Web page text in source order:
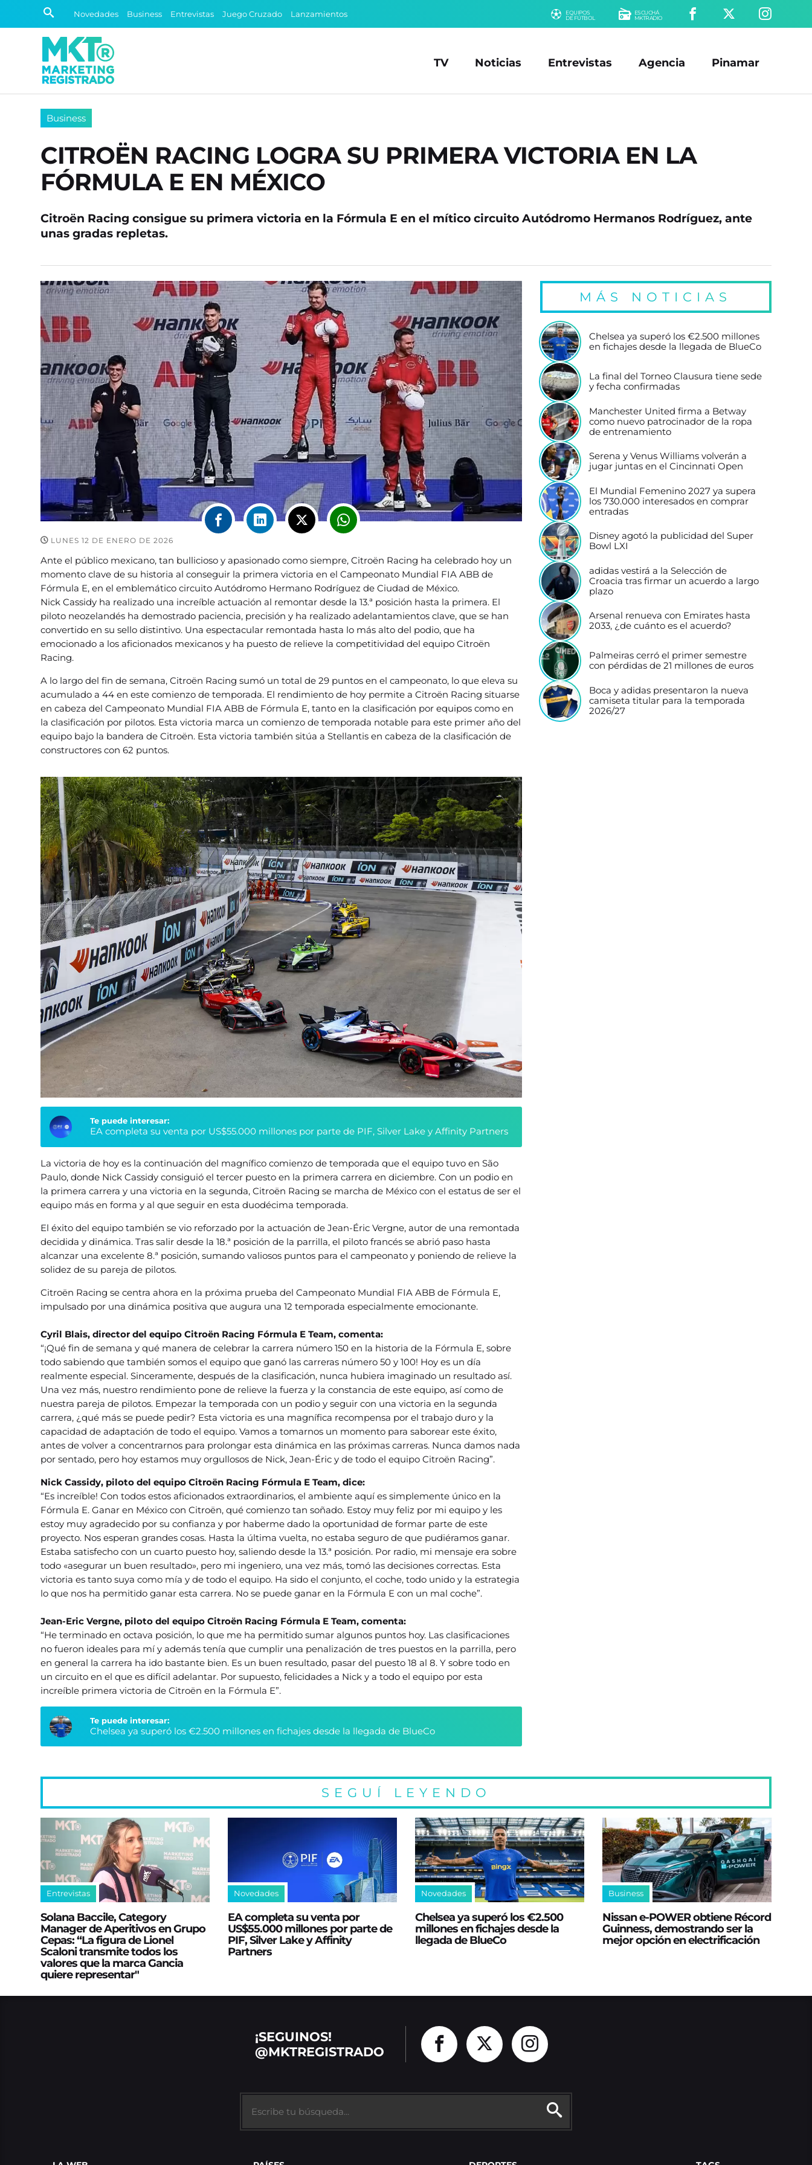
Novedades Business Entrevistas Juego Cruzado Lanzamientos
EQUIPOS
DE FÚTBOL
ESCUCHÁ
MKTRADIO
TV Noticias Entrevistas Agencia Pinamar
Business
CITROËN RACING LOGRA SU PRIMERA VICTORIA EN LA
FÓRMULA E EN MÉXICO
Citroën Racing consigue su primera victoria en la Fórmula E en el mítico circuito Autódromo Hermanos Rodríguez, ante
unas gradas repletas.
LUNES 12 DE ENERO DE 2026
Ante el público mexicano, tan bullicioso y apasionado como siempre, Citroën Racing ha celebrado hoy un
momento clave de su historia al conseguir la primera victoria en el Campeonato Mundial FIA ABB de
Fórmula E, en el emblemático circuito Autódromo Hermano Rodríguez de Ciudad de México.
Nick Cassidy ha realizado una increíble actuación al remontar desde la 13.ª posición hasta la primera. El
piloto neozelandés ha demostrado paciencia, precisión y ha realizado adelantamientos clave, que se han
convertido en su sello distintivo. Una espectacular remontada hasta lo más alto del podio, que ha
emocionado a los aficionados mexicanos y ha puesto de relieve la competitividad del equipo Citroën
Racing.
A lo largo del fin de semana, Citroën Racing sumó un total de 29 puntos en el campeonato, lo que eleva su
acumulado a 44 en este comienzo de temporada. El rendimiento de hoy permite a Citroën Racing situarse
en cabeza del Campeonato Mundial FIA ABB de Fórmula E, tanto en la clasificación por equipos como en
la clasificación por pilotos. Esta victoria marca un comienzo de temporada notable para este primer año del
equipo bajo la bandera de Citroën. Esta victoria también sitúa a Stellantis en cabeza de la clasificación de
constructores con 62 puntos.
Te puede interesar:
EA completa su venta por US$55.000 millones por parte de PIF, Silver Lake y Affinity Partners
La victoria de hoy es la continuación del magnífico comienzo de temporada que el equipo tuvo en São
Paulo, donde Nick Cassidy consiguió el tercer puesto en la primera carrera en diciembre. Con un podio en
la primera carrera y una victoria en la segunda, Citroën Racing se marcha de México con el estatus de ser el
equipo más en forma y al que seguir en esta duodécima temporada.
El éxito del equipo también se vio reforzado por la actuación de Jean-Éric Vergne, autor de una remontada
decidida y dinámica. Tras salir desde la 18.ª posición de la parrilla, el piloto francés se abrió paso hasta
alcanzar una excelente 8.ª posición, sumando valiosos puntos para el campeonato y poniendo de relieve la
solidez de su pareja de pilotos.
Citroën Racing se centra ahora en la próxima prueba del Campeonato Mundial FIA ABB de Fórmula E,
impulsado por una dinámica positiva que augura una 12 temporada especialmente emocionante.
Cyril Blais, director del equipo Citroën Racing Fórmula E Team, comenta:
“¡Qué fin de semana y qué manera de celebrar la carrera número 150 en la historia de la Fórmula E, sobre
todo sabiendo que también somos el equipo que ganó las carreras número 50 y 100! Hoy es un día
realmente especial. Sinceramente, después de la clasificación, nunca hubiera imaginado un resultado así.
Una vez más, nuestro rendimiento pone de relieve la fuerza y la constancia de este equipo, así como de
nuestra pareja de pilotos. Empezar la temporada con un podio y seguir con una victoria en la segunda
carrera, ¿qué más se puede pedir? Esta victoria es una magnífica recompensa por el trabajo duro y la
capacidad de adaptación de todo el equipo. Vamos a tomarnos un momento para saborear este éxito,
antes de volver a concentrarnos para prolongar esta dinámica en las próximas carreras. Nunca damos nada
por sentado, pero hoy estamos muy orgullosos de Nick, Jean-Éric y de todo el equipo Citroën Racing”.
Nick Cassidy, piloto del equipo Citroën Racing Fórmula E Team, dice:
“Es increíble! Con todos estos aficionados extraordinarios, el ambiente aquí es simplemente único en la
Fórmula E. Ganar en México con Citroën, qué comienzo tan soñado. Estoy muy feliz por mi equipo y les
estoy muy agradecido por su confianza y por haberme dado la oportunidad de formar parte de este
proyecto. Nos esperan grandes cosas. Hasta la última vuelta, no estaba seguro de que pudiéramos ganar.
Estaba satisfecho con un cuarto puesto hoy, saliendo desde la 13.ª posición. Por radio, mi mensaje era sobre
todo «asegurar un buen resultado», pero mi ingeniero, una vez más, tomó las decisiones correctas. Esta
victoria es tanto suya como mía y de todo el equipo. Ha sido el conjunto, el coche, todo unido y la estrategia
lo que nos ha permitido ganar esta carrera. No se puede ganar en la Fórmula E con un mal coche”.
Jean-Eric Vergne, piloto del equipo Citroën Racing Fórmula E Team, comenta:
“He terminado en octava posición, lo que me ha permitido sumar algunos puntos hoy. Las clasificaciones
no fueron ideales para mí y además tenía que cumplir una penalización de tres puestos en la parrilla, pero
en general la carrera ha ido bastante bien. Es un buen resultado, pasar del puesto 18 al 8. Y sobre todo en
un circuito en el que es difícil adelantar. Por supuesto, felicidades a Nick y a todo el equipo por esta
increíble primera victoria de Citroën en la Fórmula E”.
Te puede interesar:
Chelsea ya superó los €2.500 millones en fichajes desde la llegada de BlueCo
MÁS NOTICIAS
Chelsea ya superó los €2.500 millones
en fichajes desde la llegada de BlueCo
La final del Torneo Clausura tiene sede
y fecha confirmadas
Manchester United firma a Betway
como nuevo patrocinador de la ropa
de entrenamiento
Serena y Venus Williams volverán a
jugar juntas en el Cincinnati Open
El Mundial Femenino 2027 ya supera
los 730.000 interesados en comprar
entradas
Disney agotó la publicidad del Super
Bowl LXI
adidas vestirá a la Selección de
Croacia tras firmar un acuerdo a largo
plazo
Arsenal renueva con Emirates hasta
2033, ¿de cuánto es el acuerdo?
Palmeiras cerró el primer semestre
con pérdidas de 21 millones de euros
Boca y adidas presentaron la nueva
camiseta titular para la temporada
2026/27
SEGUÍ LEYENDO
Entrevistas
Solana Baccile, Category
Manager de Aperitivos en Grupo
Cepas: “La figura de Lionel
Scaloni transmite todos los
valores que la marca Gancia
quiere representar"
Novedades
EA completa su venta por
US$55.000 millones por parte de
PIF, Silver Lake y Affinity
Partners
Novedades
Chelsea ya superó los €2.500
millones en fichajes desde la
llegada de BlueCo
Business
Nissan e‑POWER obtiene Récord
Guinness, demostrando ser la
mejor opción en electrificación
¡SEGUINOS!
@MKTREGISTRADO